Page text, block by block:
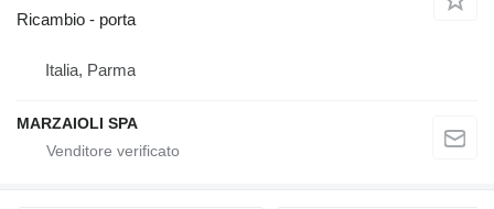
Ricambio - porta
Italia, Parma
MARZAIOLI SPA